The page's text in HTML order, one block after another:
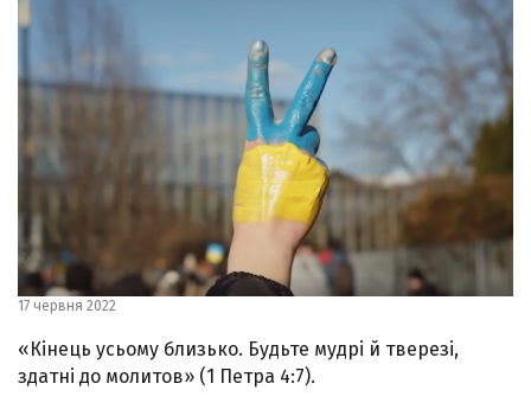
17 червня 2022
«Кінець усьому близько. Будьте мудрі й тверезі,
здатні до молитов» (1 Петра 4:7).